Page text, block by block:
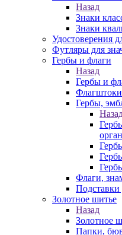
Назад
Знаки
Знаки
Удостоверения
Футляры для
Гербы и флаги
Назад
Гербы и
Гербы,
Флаги,
Подставки
Золотное шитье
Назад
Золотное
Папки,